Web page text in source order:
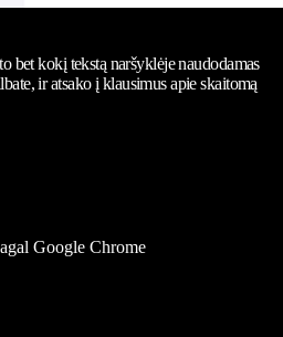
bet kokį tekstą naršyklėje naudodamas
ir atsako į klausimus apie skaitomą
Google Chrome